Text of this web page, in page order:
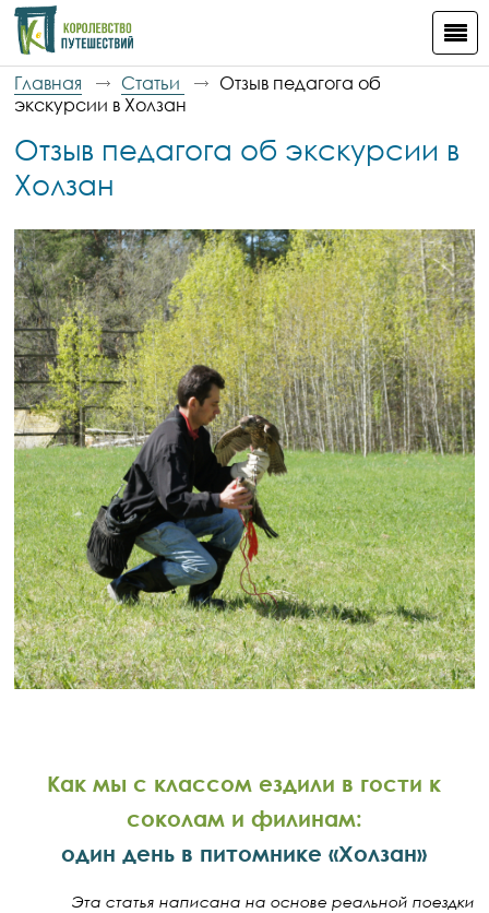
Главная Статьи
Отзыв педагога об
экскурсии в Холзан
Отзыв педагога об экскурсии в
Холзан
Как мы с классом ездили в гости к
соколам и филинам:
один день в питомнике «Холзан»
Эта статья написана на основе реальной поездки